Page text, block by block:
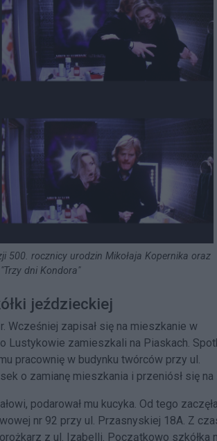
500. rocznicy urodzin Mikołaja Kopernika oraz
dni Kondora"
jeździeckiej
Wcześniej zapisał się na mieszkanie w
Lustykowie zamieszkali na Piaskach.
pracownię w budynku twórców przy ul.
o zamianę mieszkania i przeniósł się na
podarował mu kucyka. Od tego
nr 92 przy ul. Przasnyskiej 18A. Z
z ul. Izabelli. Początkowo szkółka